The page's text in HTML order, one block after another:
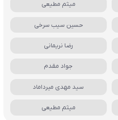
میثم مطیعی
حسین سیب سرخی
رضا نریمانی
جواد مقدم
سید مهدی میرداماد
میثم مطیعی